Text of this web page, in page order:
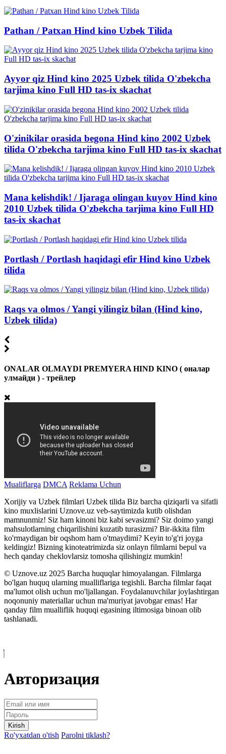
Pathan / Patxan Hind kino Uzbek Tilida
Ayyor qiz Hind kino 2025 Uzbek tilida O'zbekcha
tarjima kino Full HD tas-ix skachat
O'zinikilar orasida begona Hind kino 2002 Uzbek
tilida O'zbekcha tarjima kino Full HD tas-ix skachat
Mana kelishdik! / Ijaraga olingan kuyov Hind kino
2010 Uzbek tilida O'zbekcha tarjima kino Full HD
tas-ix skachat
Portlash / Portlash haqidagi efir Hind kino Uzbek
tilida
Raqs va olmos / Yangi yilingiz bilan (Hind kino,
Uzbek tilida)
ONALAR OLMAYDI PREMYERA HIND KINO ( оналар
улмайди ) - трейлер
Mualiflarga DMCA Reklama Uchun
Xorijiy va Uzbek filmlari Uzbek tilida Biz barcha qiziqarli va sifatli
kino muxlislarini Uznove.uz veb-saytimizda kutib olishdan
mamnunmiz! Siz ham kinoni biz kabi sevasizmi? Siz doimo yangi
mahsulotlarning chiqarilishini kuzatib turasizmi? Bir-ikkita film
ko'rmaydigan bir oqshom ham o'tmaydimi? Keyin to'g'ri joyga
keldingiz! Bizning kinoteatrimizda siz onlayn filmlarni bepul va
hech qanday cheklovlarsiz tomosha qilishingiz mumkin!
© Uznove.uz 2025 Barcha huquqlar himoyalangan. Filmlarga
bo'lgan huquq ularning mualliflariga tegishli. Barcha filmlar faqat
ma'lumot olish uchun mo'ljallangan. Foydalanuvchilar joylashtirgan
noqonuniy materiallar uchun ma'muriyat javobgar emas! Har
qanday film mualliflik huquqi egasining iltimosiga binoan olib
tashlanadi.
Авторизация
Kirish
Ro'yxatdan o'tish Parolni tiklash?